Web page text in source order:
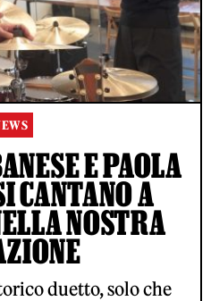
E PAOLA
CANTANO A
NOSTRA
duetto, solo che